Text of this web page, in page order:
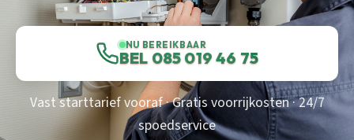
NU BEREIKBAAR
BEL 085 019 46 75
Vast starttarief vooraf · Gratis voorrijkosten · 24/7
spoedservice